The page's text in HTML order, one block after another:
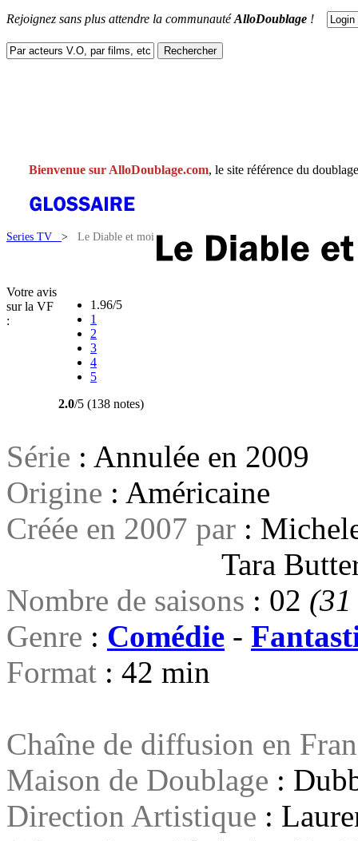
Rejoignez sans plus attendre la communautéAlloDoublage !
Bienvenue sur AlloDoublage.com, le site référence du
Series TV > Le Diable et moi
Votre avis
sur la VF
:
1.96/5
1
2
3
4
5
2.0/5 (138 notes)
Série : Annulée en 2009
Origine : Américaine
Créée en 2007 par :
Tara
Nombre de saisons : 02 (31
Genre : Comédie -
Format : 42 min
Chaîne de diffusion en
Maison de Doublage :
Direction Artistique :